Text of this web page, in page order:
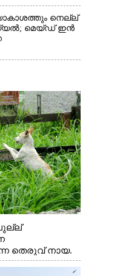
ഒരു ലക്ഷം
പിഴ
നെല്ല്
മെയ്‌ഡ് ഇൻ
പുല്ല്
തെരുവ് നായ.
നിന്നുള്ള